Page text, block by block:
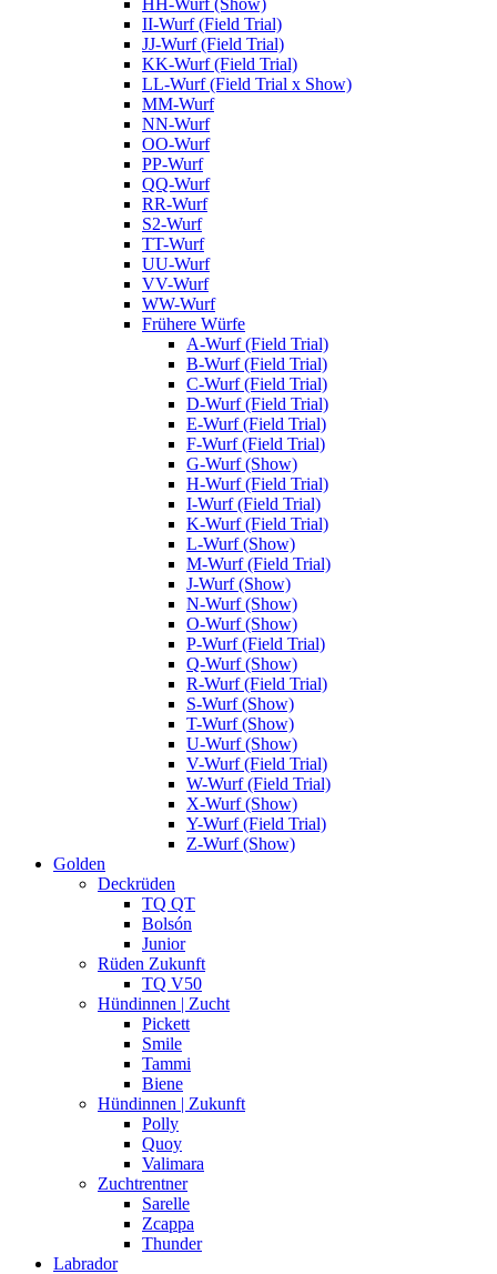
HH-Wurf (Show)
II-Wurf (Field Trial)
JJ-Wurf (Field Trial)
KK-Wurf (Field Trial)
LL-Wurf (Field Trial x Show)
MM-Wurf
NN-Wurf
OO-Wurf
PP-Wurf
QQ-Wurf
RR-Wurf
S2-Wurf
TT-Wurf
UU-Wurf
VV-Wurf
WW-Wurf
Frühere Würfe
A-Wurf (Field Trial)
B-Wurf (Field Trial)
C-Wurf (Field Trial)
D-Wurf (Field Trial)
E-Wurf (Field Trial)
F-Wurf (Field Trial)
G-Wurf (Show)
H-Wurf (Field Trial)
I-Wurf (Field Trial)
K-Wurf (Field Trial)
L-Wurf (Show)
M-Wurf (Field Trial)
J-Wurf (Show)
N-Wurf (Show)
O-Wurf (Show)
P-Wurf (Field Trial)
Q-Wurf (Show)
R-Wurf (Field Trial)
S-Wurf (Show)
T-Wurf (Show)
U-Wurf (Show)
V-Wurf (Field Trial)
W-Wurf (Field Trial)
X-Wurf (Show)
Y-Wurf (Field Trial)
Z-Wurf (Show)
Golden
Deckrüden
TQ QT
Bolsón
Junior
Rüden Zukunft
TQ V50
Hündinnen | Zucht
Pickett
Smile
Tammi
Biene
Hündinnen | Zukunft
Polly
Quoy
Valimara
Zuchtrentner
Sarelle
Zcappa
Thunder
Labrador